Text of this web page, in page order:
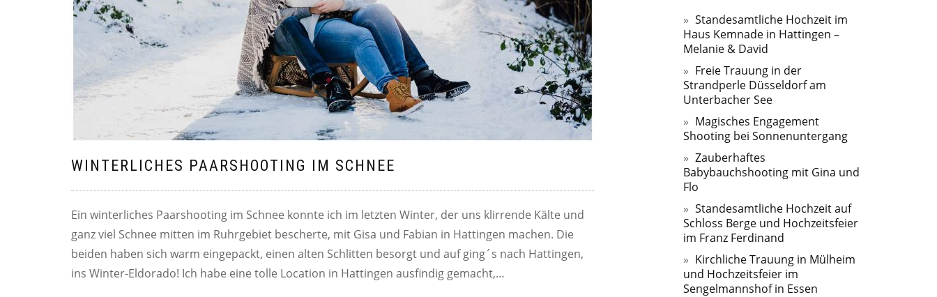
WINTERLICHES PAARSHOOTING IM SCHNEE
Ein winterliches Paarshooting im Schnee konnte ich im letzten Winter, der uns klirrende Kälte und
ganz viel Schnee mitten im Ruhrgebiet bescherte, mit Gisa und Fabian in Hattingen machen. Die
beiden haben sich warm eingepackt, einen alten Schlitten besorgt und auf ging´s nach Hattingen,
ins Winter-Eldorado! Ich habe eine tolle Location in Hattingen ausfindig gemacht,…
Standesamtliche Hochzeit im
Haus Kemnade in Hattingen –
Melanie & David
Freie Trauung in der
Strandperle Düsseldorf am
Unterbacher See
Magisches Engagement
Shooting bei Sonnenuntergang
Zauberhaftes
Babybauchshooting mit Gina und
Flo
Standesamtliche Hochzeit auf
Schloss Berge und Hochzeitsfeier
im Franz Ferdinand
Kirchliche Trauung in Mülheim
und Hochzeitsfeier im
Sengelmannshof in Essen